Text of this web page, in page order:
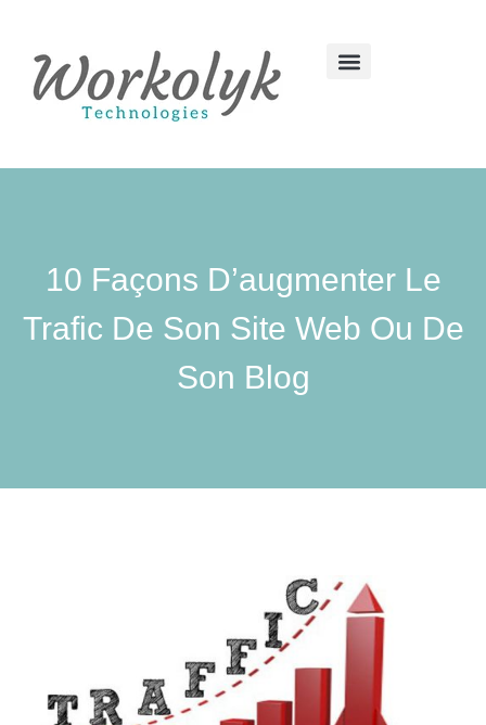
10 Façons D’augmenter Le
Trafic De Son Site Web Ou De
Son Blog